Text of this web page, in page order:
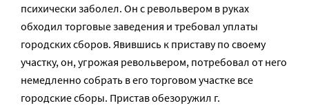
психически заболел. Он с револьвером в руках
обходил торговые заведения и требовал уплаты
городских сборов. Явившись к приставу по своему
участку, он, угрожая револьвером, потребовал от него
немедленно собрать в его торговом участке все
городские сборы. Пристав обезоружил г.